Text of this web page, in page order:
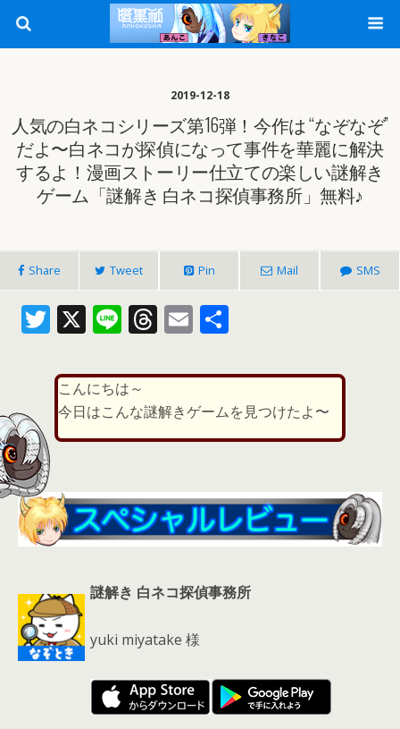
2019-12-18
人気の白ネコシリーズ第16弾！今作は “なぞなぞ”
だよ〜白ネコが探偵になって事件を華麗に解決
するよ！漫画ストーリー仕立ての楽しい謎解き
ゲーム「謎解き 白ネコ探偵事務所」無料♪
Share Tweet Pin Mail SMS
T
itt
er
X Li
e
T
re
a
d
E
ai
l
こんにちは～
今日はこんな謎解きゲームを見つけたよ〜
謎解き 白ネコ探偵事務所
yuki miyatake 様